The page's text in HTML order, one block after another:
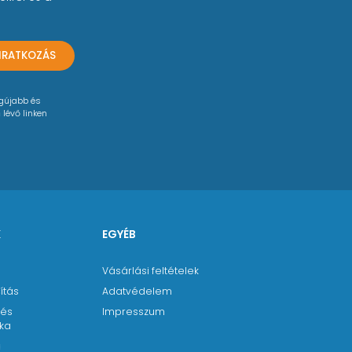
és
linken
EGYÉB
Vásárlási feltételek
Adatvédelem
Impresszum